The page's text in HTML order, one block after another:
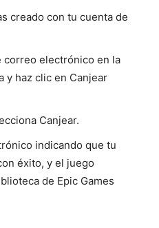
creado con tu cuenta de
electrónico en la
y haz clic en Canjear
Canjear.
indicando que tu
éxito, y el juego
de Epic Games